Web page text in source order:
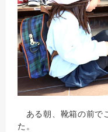
ある朝、靴箱の前で
た。